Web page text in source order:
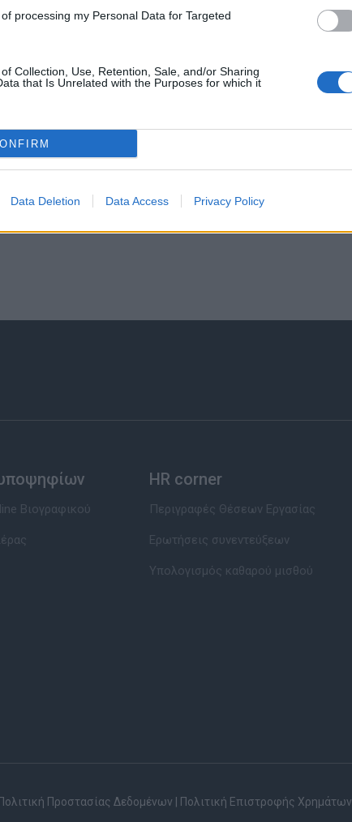
processing my Personal Data for Targeted
Collection, Use, Retention, Sale, and/or Sharing
that Is Unrelated with the Purposes for which it
Data Deletion Data Access Privacy Policy
Βιογραφικού
HR corner
Περιγραφές Θέσεων Εργασίας
Ερωτήσεις συνεντεύξεων
Υπολογισμός καθαρού μισθού
Πολιτική Προστασίας Δεδομένων Πολιτική Επιστροφής Χρημάτων